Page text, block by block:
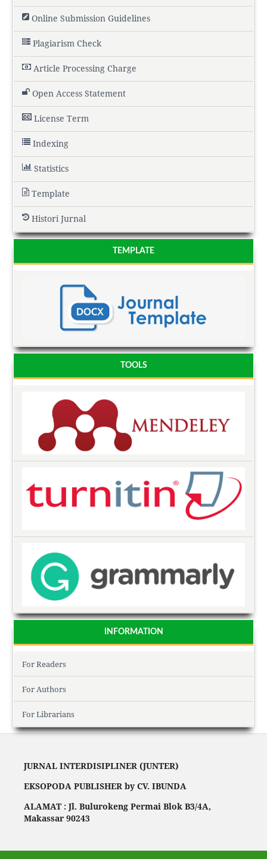
Online Submission Guidelines
Plagiarism Check
Article Processing Charge
Open Access Statement
License Term
Indexing
Statistics
Template
Histori Jurnal
TEMPLATE
TOOLS
INFORMATION
For Readers
For Authors
For Librarians
JURNAL INTERDISIPLINER (JUNTER)
EKSOPODA PUBLISHER by CV. IBUNDA
ALAMAT : Jl. Bulurokeng Permai Blok B3/4A,
Makassar 90243